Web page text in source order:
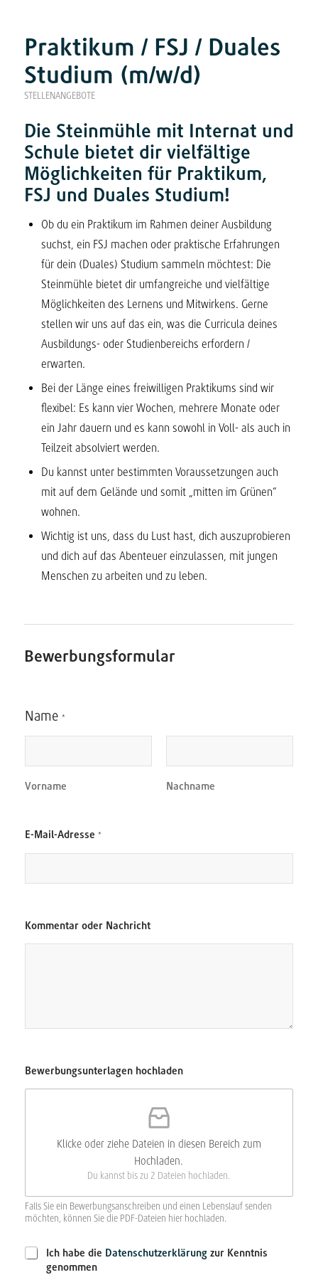
Praktikum / FSJ / Duales
Studium (m/w/d)
STELLENANGEBOTE
Die Steinmühle mit Internat und
Schule bietet dir vielfältige
Möglichkeiten für Praktikum,
FSJ und Duales Studium!
Ob du ein Praktikum im Rahmen deiner Ausbildung
suchst, ein FSJ machen oder praktische Erfahrungen
für dein (Duales) Studium sammeln möchtest: Die
Steinmühle bietet dir umfangreiche und vielfältige
Möglichkeiten des Lernens und Mitwirkens. Gerne
stellen wir uns auf das ein, was die Curricula deines
Ausbildungs- oder Studienbereichs erfordern /
erwarten.
Bei der Länge eines freiwilligen Praktikums sind wir
flexibel: Es kann vier Wochen, mehrere Monate oder
ein Jahr dauern und es kann sowohl in Voll- als auch in
Teilzeit absolviert werden.
Du kannst unter bestimmten Voraussetzungen auch
mit auf dem Gelände und somit „mitten im Grünen“
wohnen.
Wichtig ist uns, dass du Lust hast, dich auszuprobieren
und dich auf das Abenteuer einzulassen, mit jungen
Menschen zu arbeiten und zu leben.
Bewerbungsformular
Name *
Vorname Nachname
a
c
h
t
N
w
b
n
l
a
n
N
a
m
e
E-Mail-Adresse *
Kommentar oder Nachricht
Bewerbungsunterlagen hochladen
Klicke oder ziehe Dateien in diesen Bereich zum
Hochladen.
Du kannst bis zu 2 Dateien hochladen.
Falls Sie ein Bewerbungsanschreiben und einen Lebenslauf senden
möchten, können Sie die PDF-Dateien hier hochladen.
D
Ich habe die Datenschutzerklärungzur Kenntnis
genommen